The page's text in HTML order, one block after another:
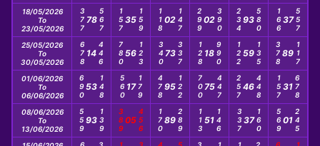
18/05/2026
To
23/05/2026
377 78567 157 35 159 118 02 147 29902 390 234 93 580 16637557
25/05/2026
To
30/05/2026
678 14 446 780 56 123 340 73337 128 18 990 122 59 135 378 89 117
01/06/2026
To
06/06/2026
69053 148 560 17179 478 95 122 700 75447 257 46 448 157 31 678
08/06/2026
To
13/06/2026
559 93 139 389 05 456 170 89 289 113 51 146 337 37160 56901 245